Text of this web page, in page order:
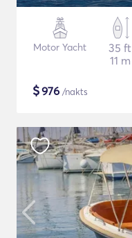
Motor Yacht
35 ft
11 m
$976 /nakts